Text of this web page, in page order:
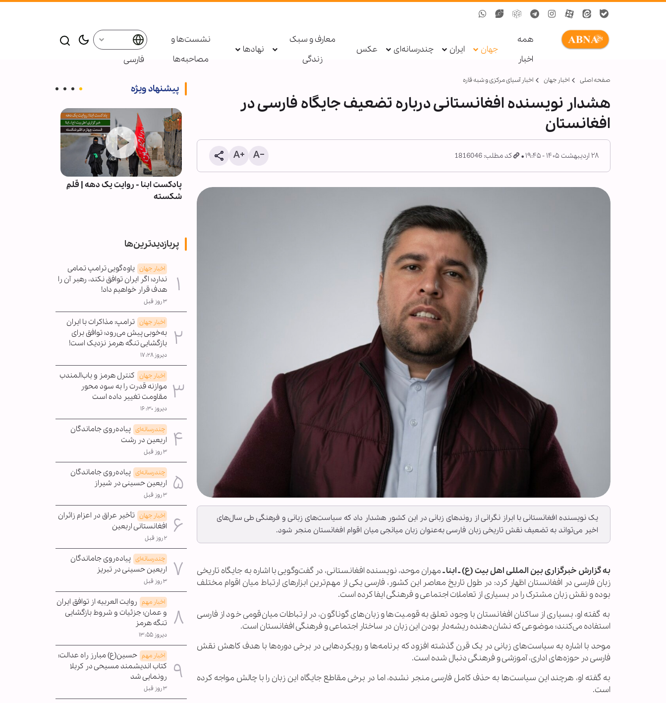
همه
اخبار
جهان ایران چندرسانه‌ای عکس
معارف و سبک
زندگی
نهادها
نشست‌ها و
مصاحبه‌ها
فارسی
صفحه اصلی اخبار جهان اخبار آسیای مرکزی و شبه قاره
هشدار نویسنده افغانستانی درباره تضعیف جایگاه فارسی در
افغانستان
۲۸ اردیبهشت ۱۴۰۵ - ۱۹:۴۵ کد مطلب: 1816046
یک نویسنده افغانستانی با ابراز نگرانی از روندهای زبانی در این کشور هشدار داد که سیاست‌های زبانی و فرهنگی طی سال‌های
اخیر می‌تواند به تضعیف نقش تاریخی زبان فارسی به‌عنوان زبان میانجی میان اقوام افغانستان منجر شود.
به گزارش خبرگزاری بین المللی اهل بیت (ع) ـ ابنا ـمهران موحد، نویسنده افغانستانی، در گفت‌وگویی با اشاره به جایگاه تاریخی
زبان فارسی در افغانستان اظهار کرد: در طول تاریخ معاصر این کشور، فارسی یکی از مهم‌ترین ابزارهای ارتباط میان اقوام مختلف
بوده و نقش زبان مشترک را در بسیاری از تعاملات اجتماعی و فرهنگی ایفا کرده است.
به گفته او، بسیاری از ساکنان افغانستان با وجود تعلق به قومیت‌ها و زبان‌های گوناگون، در ارتباطات میان‌قومی خود از فارسی
استفاده می‌کنند؛ موضوعی که نشان‌دهنده ریشه‌دار بودن این زبان در ساختار اجتماعی و فرهنگی افغانستان است.
موحد با اشاره به سیاست‌های زبانی در یک قرن گذشته افزود که برنامه‌ها و رویکردهایی در برخی دوره‌ها با هدف کاهش نقش
فارسی در حوزه‌های اداری، آموزشی و فرهنگی دنبال شده است.
به گفته او، هرچند این سیاست‌ها به حذف کامل فارسی منجر نشده، اما در برخی مقاطع جایگاه این زبان را با چالش مواجه کرده
است.
پیشنهاد ویژه
برگزاری «دهمین همایش علمی
پادکست ابنا - روایت یک دهه | قلمِ
شکسته
پربازدیدترین‌ها
اخبار جهان یاوه‌گویی ترامپ تمامی
ندارد؛ اگر ایران توافق نکند، رهبر آن را
هدف قرار خواهیم داد!
۳ روز قبل
اخبار جهان ترامپ: مذاکرات با ایران
به‌خوبی پیش می‌رود؛ توافق برای
بازگشایی تنگه هرمز نزدیک است!
دیروز ۱۷:۲۸
اخبار جهان کنترل هرمز و باب‌المندب
موازنه قدرت را به سود محور
مقاومت تغییر داده است
دیروز ۱۶:۳۰
چندرسانه‌ای پیاده‌روی جاماندگان
اربعین در رشت
۳ روز قبل
چندرسانه‌ای پیاده‌روی جاماندگان
اربعین حسینی در شیراز
۳ روز قبل
اخبار جهان تأخیر عراق در اعزام زائران
افغانستانی اربعین
۲ روز قبل
چندرسانه‌ای پیاده‌روی جاماندگان
اربعین حسینی در تبریز
۳ روز قبل
اخبار مهم روایت العربیه از توافق ایران
و عمان؛ جزئیات و شروط بازگشایی
تنگه هرمز
دیروز ۱۳:۵۵
اخبار مهم حسین(ع) مبارز راه عدالت؛
کتاب اندیشمند مسیحی در کربلا
رونمایی شد
۳ روز قبل